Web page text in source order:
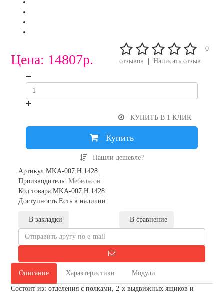
Цена: 14807р.
0
отзывов
Написать отзыв
КУПИТЬ В 1 КЛИК
Купить
Нашли дешевле?
Артикул:MKA-007.H.1428
Производитель: Мебельсон
Код товара:MKA-007.H.1428
Доступность:Есть в наличии
В закладки В сравнение
Описание Характеристики Модули
Состоит из: отделения с полками, 2-х выдвижных ящиков и